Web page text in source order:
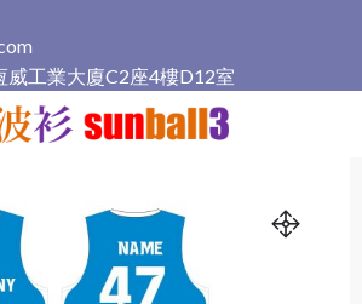
威工業大廈C2座4樓D12室